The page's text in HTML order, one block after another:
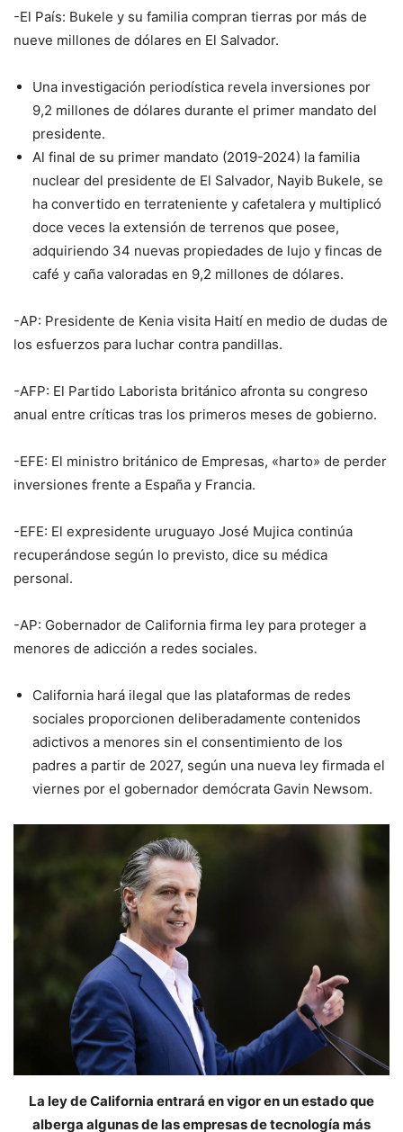
-El País: Bukele y su familia compran tierras por más de
nueve millones de dólares en El Salvador.
Una investigación periodística revela inversiones por
9,2 millones de dólares durante el primer mandato del
presidente.
Al final de su primer mandato (2019-2024) la familia
nuclear del presidente de El Salvador, Nayib Bukele, se
ha convertido en terrateniente y cafetalera y multiplicó
doce veces la extensión de terrenos que posee,
adquiriendo 34 nuevas propiedades de lujo y fincas de
café y caña valoradas en 9,2 millones de dólares.
-AP: Presidente de Kenia visita Haití en medio de dudas de
los esfuerzos para luchar contra pandillas.
-AFP: El Partido Laborista británico afronta su congreso
anual entre críticas tras los primeros meses de gobierno.
-EFE: El ministro británico de Empresas, «harto» de perder
inversiones frente a España y Francia.
-EFE: El expresidente uruguayo José Mujica continúa
recuperándose según lo previsto, dice su médica
personal.
-AP: Gobernador de California firma ley para proteger a
menores de adicción a redes sociales.
California hará ilegal que las plataformas de redes
sociales proporcionen deliberadamente contenidos
adictivos a menores sin el consentimiento de los
padres a partir de 2027, según una nueva ley firmada el
viernes por el gobernador demócrata Gavin Newsom.
La ley de California entrará en vigor en un estado que
alberga algunas de las empresas de tecnología más